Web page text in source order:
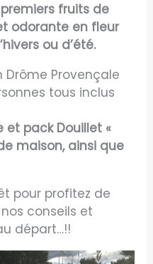
fruits de
odorante en fleur
ou d’été.
Drôme Provençale
tous inclus
pack Douillet «
maison, ainsi que
pour profitez de
conseils et
départ…!!